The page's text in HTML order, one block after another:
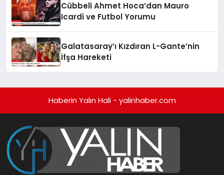
Cübbeli Ahmet Hoca’dan Mauro
Icardi ve Futbol Yorumu
Galatasaray’ı Kızdıran L-Gante’nin
İfşa Hareketi
Haberin Yalın Hali - yalinhaber.com